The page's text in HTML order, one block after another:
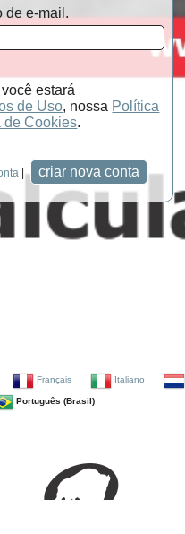
de e-mail.
estará
de Uso, nossa Política
de Cookies.
|
Français Italiano
Português (Brasil)